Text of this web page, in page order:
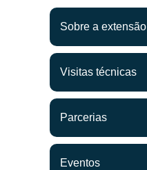
Sobre a extensão
Visitas técnicas
Parcerias
Eventos